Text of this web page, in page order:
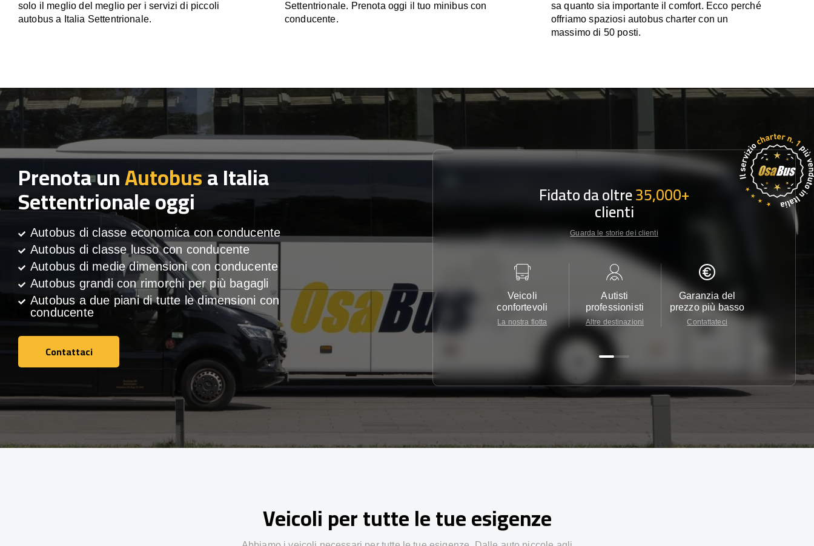
solo il meglio del meglio per i servizi di piccoli
autobus a Italia Settentrionale.
Settentrionale. Prenota oggi il tuo minibus con
conducente.
sa quanto sia importante il comfort. Ecco perché
offriamo spaziosi autobus charter con un
massimo di 50 posti.
Prenota unAutobusa Italia
Settentrionale oggi
Autobus di classe economica con conducente
Autobus di classe lusso con conducente
Autobus di medie dimensioni con conducente
Autobus grandi con rimorchi per più bagagli
Autobus a due piani di tutte le dimensioni con
conducente
Contattaci
Contattaci
Fidato da oltre35,000+
clienti
Guarda le storie dei clienti
Veicoli
confortevoli
La nostra flotta
Autisti
professionisti
Altre destinazioni
Garanzia del
prezzo più basso
Contattateci
Veicoli per tutte le tue esigenze